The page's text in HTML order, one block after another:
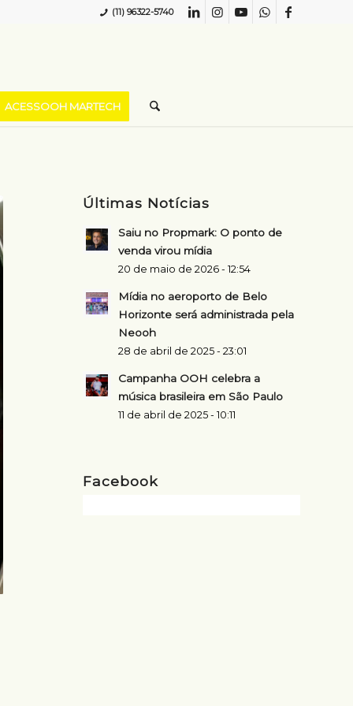
(11) 96322-5740
ACESSOOH MARTECH
Últimas Notícias
Saiu no Propmark: O ponto de
venda virou mídia
20 de maio de 2026 - 12:54
Mídia no aeroporto de Belo
Horizonte será administrada pela
Neooh
28 de abril de 2025 - 23:01
Campanha OOH celebra a
música brasileira em São Paulo
11 de abril de 2025 - 10:11
Facebook